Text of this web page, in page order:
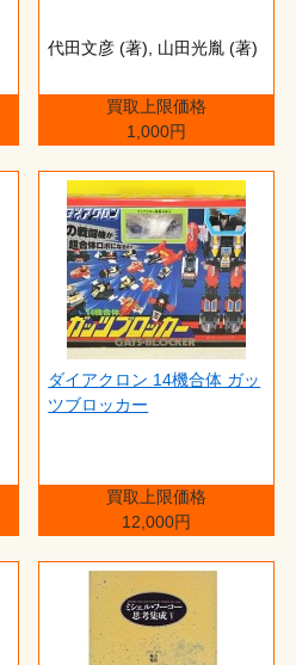
代田文彦 (著),‎ 山田光胤 (著)
買取上限価格
1,000円
ダイアクロン 14機合体 ガッ
ツブロッカー
買取上限価格
12,000円